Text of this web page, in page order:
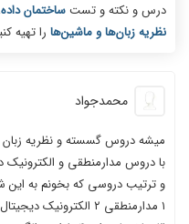
درس و نکته و تستساختمان داده
نظریه زبان‌ها و ماشین‌ها را تهیه
محمدجواد
میشه دروس گسسته و نظریه زبان
با دروس مدارمنطقی و الکترونیک
و ترتیب دروسی که بخونم به این
۱ مدارمنطقی ۲ الکترونیک دیجیتال